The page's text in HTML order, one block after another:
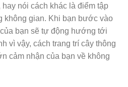
nói cách khác là điểm tập
không gian. Khi bạn bước vào
bạn sẽ tự động hướng tới
vì vậy, cách trang trí cây thông
cảm nhận của bạn về không